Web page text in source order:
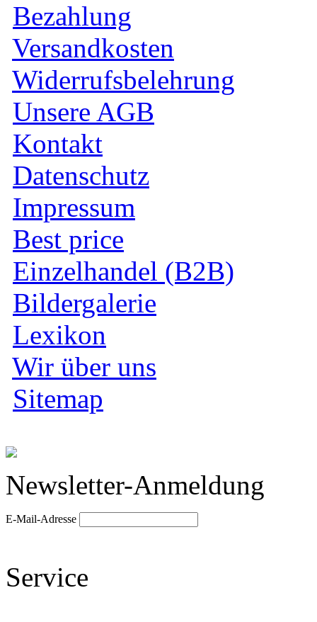
Bezahlung
Versandkosten
Widerrufsbelehrung
Unsere AGB
Kontakt
Datenschutz
Impressum
Best price
Einzelhandel (B2B)
Bildergalerie
Lexikon
Wir über uns
Sitemap
Newsletter-Anmeldung
E-Mail-Adresse
Service